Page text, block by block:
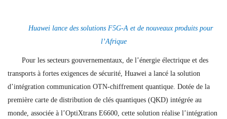
Huawei lance des solutions F5G-A et de nouveaux produits pour
l’Afrique
Pour les secteurs gouvernementaux, de l’énergie électrique et des
transports à fortes exigences de sécurité, Huawei a lancé la solution
d’intégration communication OTN-chiffrement quantique. Dotée de la
première carte de distribution de clés quantiques (QKD) intégrée au
monde, associée à l’OptiXtrans E6600, cette solution réalise l’intégration